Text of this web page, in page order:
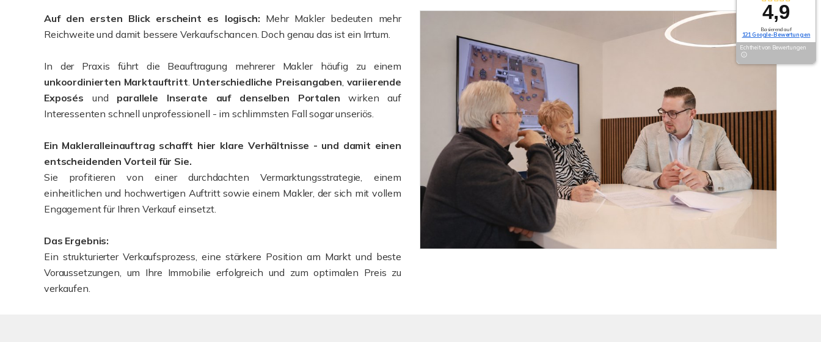
Auf den ersten Blick erscheint es logisch: Mehr Makler bedeuten mehr
Reichweite und damit bessere Verkaufschancen. Doch genau das ist ein Irrtum.
In der Praxis führt die Beauftragung mehrerer Makler häufig zu einem
unkoordinierten Marktauftritt. Unterschiedliche Preisangaben, variierende
Exposés und parallele Inserate auf denselben Portalen wirken auf
Interessenten schnell unprofessionell - im schlimmsten Fall sogar unseriös.
Ein Makleralleinauftrag schafft hier klare Verhältnisse - und damit einen
entscheidenden Vorteil für Sie.
Sie profitieren von einer durchdachten Vermarktungsstrategie, einem
einheitlichen und hochwertigen Auftritt sowie einem Makler, der sich mit vollem
Engagement für Ihren Verkauf einsetzt.
Das Ergebnis:
Ein strukturierter Verkaufsprozess, eine stärkere Position am Markt und beste
Voraussetzungen, um Ihre Immobilie erfolgreich und zum optimalen Preis zu
verkaufen.
4,9
Basierend auf
121 Google-Bewertungen
Echtheit von Bewertungen